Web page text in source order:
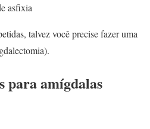
asfixia
talvez você precise fazer uma
para amígdalas